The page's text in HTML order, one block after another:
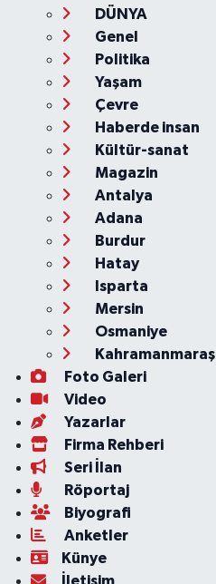
DÜNYA
Genel
Politika
Yaşam
Çevre
Haberde insan
Kültür-sanat
Magazin
Antalya
Adana
Burdur
Hatay
Isparta
Mersin
Osmaniye
Kahramanmaraş
Foto Galeri
Video
Yazarlar
Firma Rehberi
Seri İlan
Röportaj
Biyografi
Anketler
Künye
İletişim